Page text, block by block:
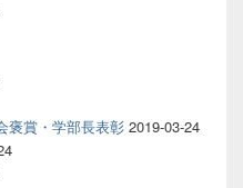
褒賞・学部長表彰 2019-03-24